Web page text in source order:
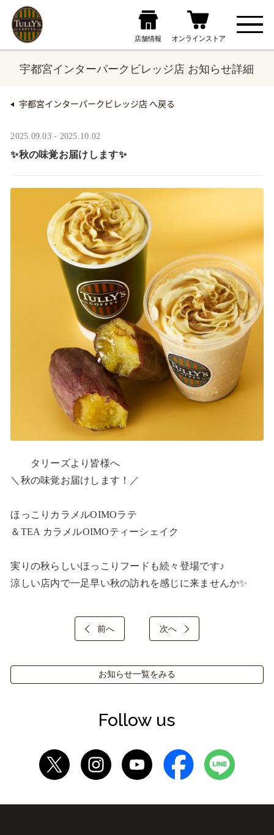
宇都宮インターパークビレッジ店 お知らせ詳細
宇都宮インターパークビレッジ店 へ戻る
2025.09.03 - 2025.10.02
✨秋の味覚お届けします✨
タリーズより皆様へ
＼秋の味覚お届けします！／
ほっこりカラメルOIMOラテ
＆TEA カラメルOIMOティーシェイク
実りの秋らしいほっこりフードも続々登場です♪
涼しい店内で一足早い秋の訪れを感じに来ませんか✨
前へ 次へ
お知らせ一覧をみる
Follow us